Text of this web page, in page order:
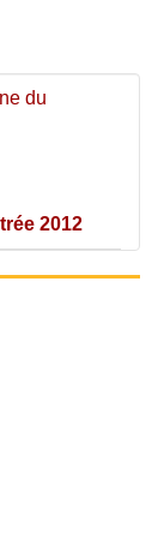
du
2012